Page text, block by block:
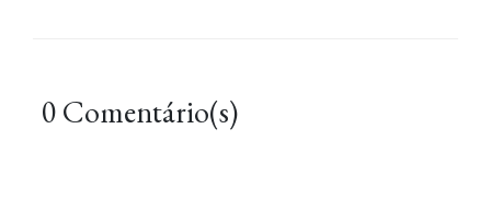
0 Comentário(s)